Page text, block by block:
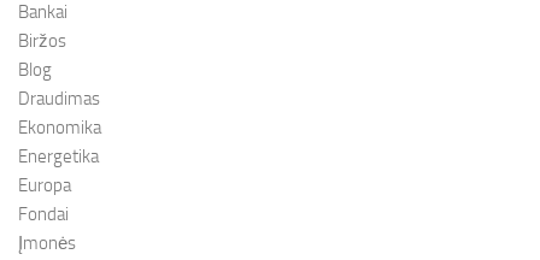
Bankai
Biržos
Blog
Draudimas
Ekonomika
Energetika
Europa
Fondai
Įmonės